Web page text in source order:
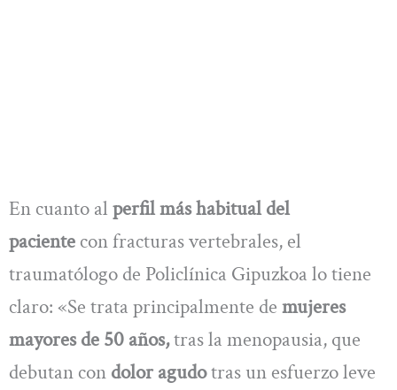
En cuanto al perfil más habitual del
paciente con fracturas vertebrales, el
traumatólogo de Policlínica Gipuzkoa lo tiene
claro: «Se trata principalmente de mujeres
mayores de 50 años,tras la menopausia, que
debutan con dolor agudotras un esfuerzo leve